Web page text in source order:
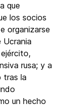
que
los socios
organizarse
Ucrania
rusa; y a
tras la
un hecho